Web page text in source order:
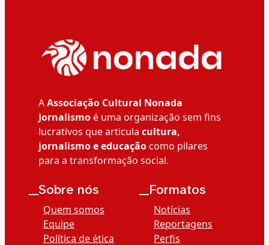
AAssociação Cultural Nonada
Jornalismoé uma organização sem fins
lucrativos que articula cultura,
jornalismo e educaçãocomo pilares
para a transformação social.
__Sobre nós
Quem somos
Equipe
Política de ética
__Formatos
Notícias
Reportagens
Perfis